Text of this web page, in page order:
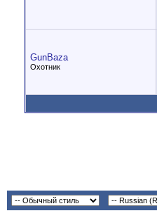
GunBaza
Охотник